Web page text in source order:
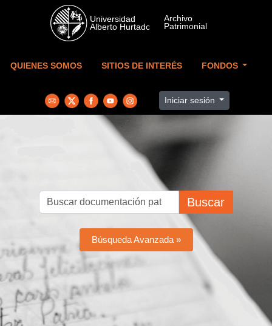
Skip to main content
QUIENES SOMOS SITIOS DE INTERÉS FONDOS
Iniciar sesión
Buscar
Búsqueda Avanzada »